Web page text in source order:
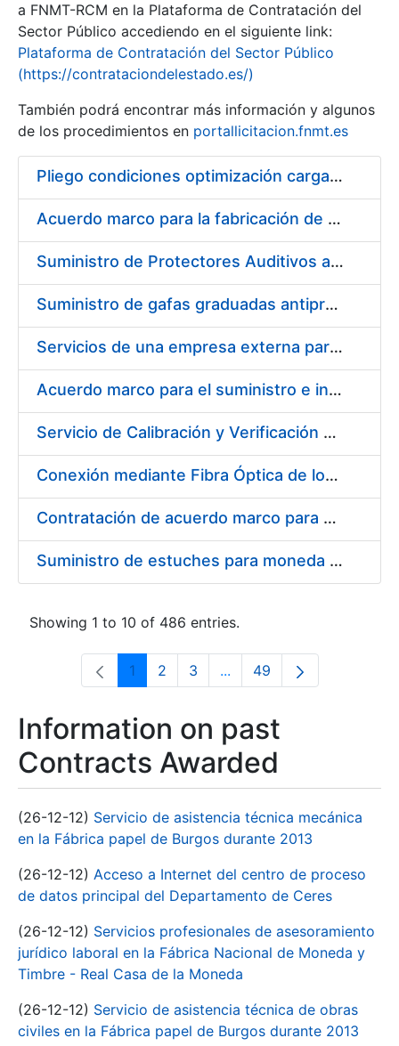
Show/Hide
a FNMT-RCM en la Plataforma de Contratación del
Sector Público accediendo en el siguiente link:
Plataforma de Contratación del Sector Público
(https://contrataciondelestado.es/)
También podrá encontrar más información y algunos
de los procedimientos en portallicitacion.fnmt.es
Pliego condiciones optimización cargas compras firmado
Acuerdo marco para la fabricación de piezas
Suministro de Protectores Auditivos a medida para las personas trabajadoras de los Centros de Trabajo de Madrid y Burgos
Suministro de gafas graduadas antiproyecciones para los trabajadores de la FNMT-RCM en los centros de trabajo de Madrid y Burgos
Servicios de una empresa externa para el asesoramiento y resolución de los recursos de alzada que se presentan relacionados con procesos de selección para la FNMT-RCM
Acuerdo marco para el suministro e instalación de persianas, estores y otros complementos
Servicio de Calibración y Verificación Externa de los Equipos de Medición del Servicio de Prevención de la FNMT-RCM
Conexión mediante Fibra Óptica de los Centros de Proceso de Datos (CPDs) de las sedes de la FNMT-RCM de Burgos y Madrid
Contratación de acuerdo marco para el Suministro de Material de Electricidad para la Fábrica Nacional de Moneda y Timbre-Real Casa de la Moneda en su centro de trabajo de Burgos
Suministro de estuches para moneda de 30 €
Showing 1 to 10 of 486 entries.
Page
1 Page
2 Page
3 ...Intermediate Pages Use
Page
49
Information on past
Contracts Awarded
(26-12-12) Servicio de asistencia técnica mecánica
en la Fábrica papel de Burgos durante 2013
(26-12-12) Acceso a Internet del centro de proceso
de datos principal del Departamento de Ceres
(26-12-12) Servicios profesionales de asesoramiento
jurídico laboral en la Fábrica Nacional de Moneda y
Timbre - Real Casa de la Moneda
(26-12-12) Servicio de asistencia técnica de obras
civiles en la Fábrica papel de Burgos durante 2013